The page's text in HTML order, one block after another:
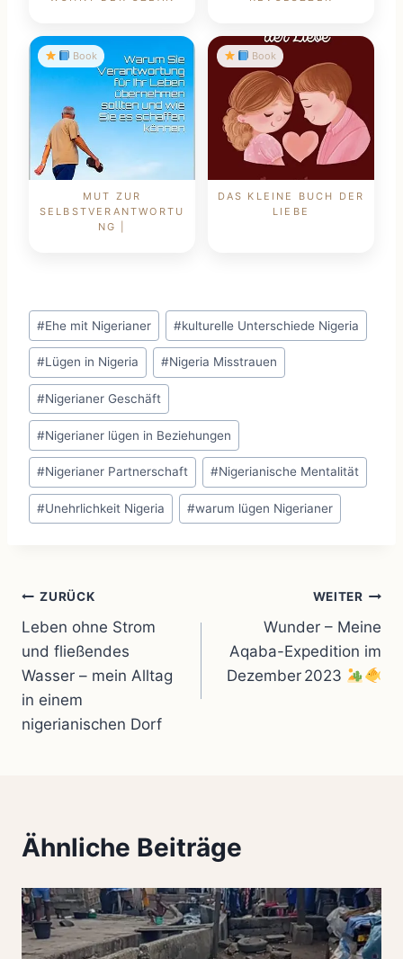
Book
MUT ZUR
SELBSTVERANTWORTU
NG |
Book
DAS KLEINE BUCH DER
LIEBE
Schlagworte:
#Ehe mit Nigerianer #kulturelle Unterschiede Nigeria
#Lügen in Nigeria #Nigeria Misstrauen
#Nigerianer Geschäft
#Nigerianer lügen in Beziehungen
#Nigerianer Partnerschaft #Nigerianische Mentalität
#Unehrlichkeit Nigeria #warum lügen Nigerianer
Beitragsnavigation
ZURÜCK
Leben ohne Strom
und fließendes
Wasser – mein Alltag
in einem
nigerianischen Dorf
WEITER
Wunder – Meine
Aqaba-Expedition im
Dezember 2023
Ähnliche Beiträge